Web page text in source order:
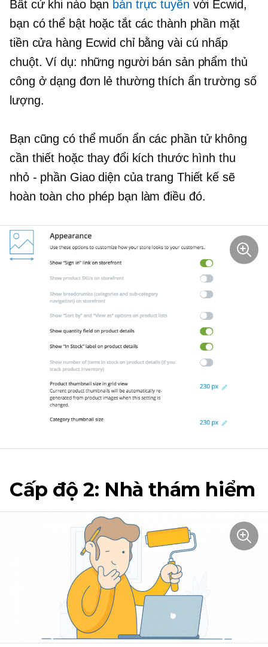
Bất cứ khi nào bạn bán trực tuyến với Ecwid,
bạn có thể bật hoặc tắt các thành phần mặt
tiền cửa hàng Ecwid chỉ bằng vài cú nhấp
chuột. Ví dụ: những người bán sản phẩm thủ
công ở dạng đơn lẻ thường thích ẩn trường số
lượng.
Bạn cũng có thể muốn ẩn các phần tử không
cần thiết hoặc thay đổi kích thước hình thu
nhỏ - phần Giao diện của trang Thiết kế sẽ
hoàn toàn cho phép bạn làm điều đó.
Cấp độ 2: Nhà thám hiểm